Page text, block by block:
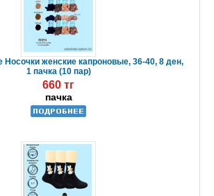
Носочки женские капроновые, 36-40, 8 ден,
1 пачка (10 пар)
660 тг
пачка